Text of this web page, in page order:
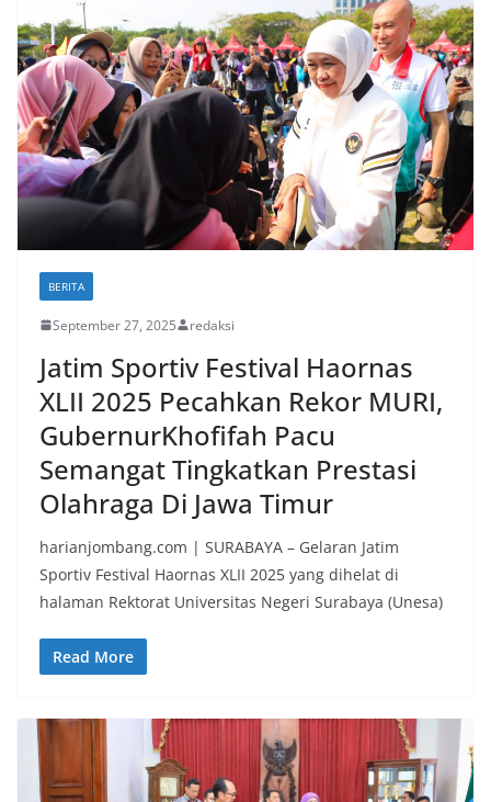
BERITA
September 27, 2025 redaksi
Jatim Sportiv Festival Haornas
XLII 2025 Pecahkan Rekor MURI,
GubernurKhofifah Pacu
Semangat Tingkatkan Prestasi
Olahraga Di Jawa Timur
harianjombang.com | SURABAYA – Gelaran Jatim
Sportiv Festival Haornas XLII 2025 yang dihelat di
halaman Rektorat Universitas Negeri Surabaya (Unesa)
Read More